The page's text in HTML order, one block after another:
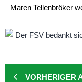
Maren Tellenbröker
VORHERIGER